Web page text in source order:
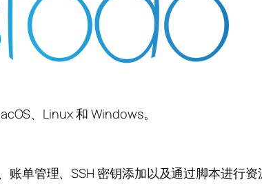
、Linux 和 Windows。
单管理、SSH 密钥添加以及通过脚本进行资